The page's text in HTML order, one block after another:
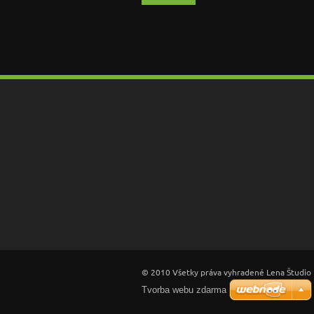
© 2010 Všetky práva vyhradené Lena Študio
Tvorba webu zdarma